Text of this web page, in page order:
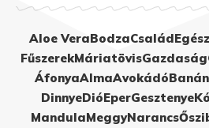
Aloe VeraBodzaCsalád
FűszerekMáriatövisGazdaság
ÁfonyaAlmaAvokádóBanán
DinnyeDióEperGesztenye
MandulaMeggyNarancs